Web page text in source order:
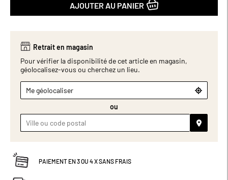
AJOUTER AU PANIER
Retrait en magasin
Pour vérifier la disponibilité de cet article en magasin,
géolocalisez-vous ou cherchez un lieu.
Me géolocaliser
ou
PAIEMENT EN 3 OU 4 X SANS FRAIS